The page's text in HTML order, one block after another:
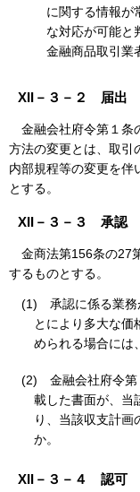
に関する情報が
な対応が可能と
金融商品取引業
XII－３－２ 届出
金融会社府令第１条
方法の変更とは、取引
内部規程等の変更を伴
とする。
XII－３－３ 承認
金商法第156条の27
するものとする。
(1)
承認に係る業
とにより多大な価
められる場合には
(2)
金融会社府令
載した書面が、当
り、当該収支計画
か。
XII－３－４ 認可